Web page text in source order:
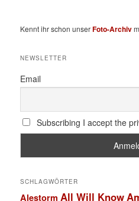
Kennt ihr schon unserFoto-Archiv
NEWSLETTER
Email
Subscribing I accept the
SCHLAGWÖRTER
Alestorm All Will Know